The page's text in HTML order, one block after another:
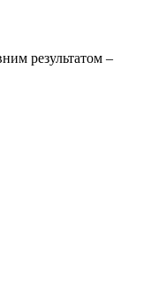
результатом –